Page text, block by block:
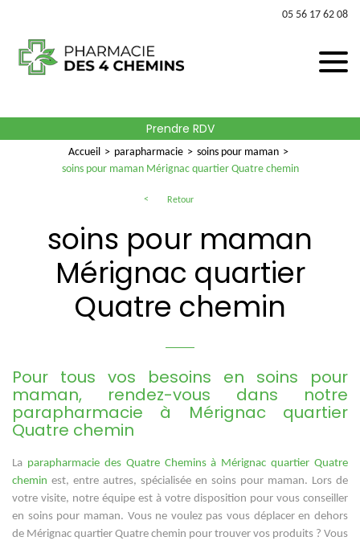
05 56 17 62 08
Prendre RDV
Accueil parapharmacie
soins pour maman
soins pour maman Mérignac quartier Quatre chemin
Retour
soins pour maman
Mérignac quartier
Quatre chemin
Pour tous vos besoins en soins pour
maman, rendez-vous dans notre
parapharmacie à Mérignac quartier
Quatre chemin
La parapharmacie des Quatre Chemins à Mérignac quartier Quatre
chemin est, entre autres, spécialisée en soins pour maman. Lors de
votre visite, notre équipe est à votre disposition pour vous conseiller
en soins pour maman. Vous ne voulez pas vous déplacer en dehors
de Mérignac quartier Quatre chemin pour trouver vos produits ? Vous